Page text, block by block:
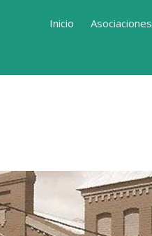
Inicio Asociaciones